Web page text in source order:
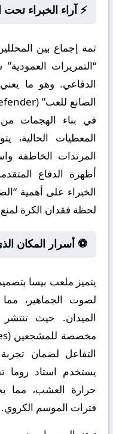
⚡ آراء الخبراء
ثمة إجماع بين
“التمريرات
الدفاعي. وهو ما
في بناء الهجمات من
المعطيات الحالية،
المرتدات الخاطفة
أظهرة الدفاع
لحظة فقدان الكرة
⚽ أسرار المكان
يتميز ملعب بيسا
لصوت الجماهير،
الميدان. حيث
التفاعل لضمان
يستخدم استاد روما
حرارة العشب، مما
فترات الموسم الكروي.